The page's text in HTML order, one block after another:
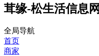
茸缘-松生活信息网
全局导航
首页
商家